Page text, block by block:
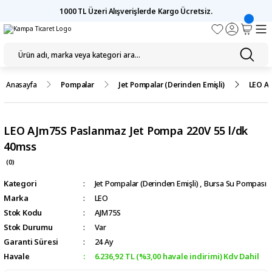
1000 TL Üzeri Alışverişlerde Kargo Ücretsiz.
Anasayfa Pompalar Jet Pompalar (Derinden Emişli) LEO
LEO AJm75S Paslanmaz Jet Pompa 220V 55 l/dk
40mss
(0)
Kategori Jet Pompalar (Derinden Emişli) , Bursa Su Pompası
Marka
LEO
Stok Kodu
AJM75S
Stok Durumu
Var
Garanti Süresi
24 Ay
Havale
6.236,92 TL (%3,00 havale indirimi) Kdv Dahil